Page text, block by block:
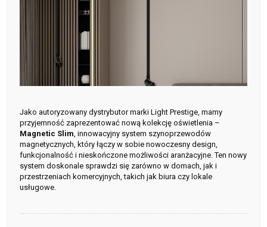
Jako autoryzowany dystrybutor marki Light Prestige, mamy
przyjemność zaprezentować nową kolekcję oświetlenia –
Magnetic Slim , innowacyjny system szynoprzewodów
magnetycznych, który łączy w sobie nowoczesny design,
funkcjonalność i nieskończone możliwości aranżacyjne. Ten nowy
system doskonale sprawdzi się zarówno w domach, jak i
przestrzeniach komercyjnych, takich jak biura czy lokale
usługowe.